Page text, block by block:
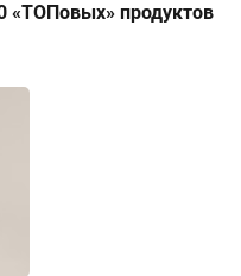
«ТОПовых» продуктов